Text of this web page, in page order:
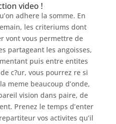
video !
adhere la somme. En
les criteriums dont
vont vous permettre de
partageant les angoisses,
puis entre entites
c?ur, vous pourrez re si
meme beaucoup d’onde,
vision dans paire, de
Prenez le temps d’enter
vos activites qu’il